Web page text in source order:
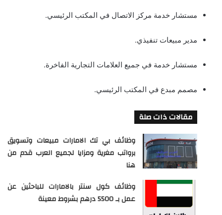
مستشار خدمة مركز الاتصال في المكتب الرئيسي.
مدير مبيعات تنفيذي.
مستشار خدمة في جميع العلامات التجارية الفاخرة.
مصمم مبدع في المكتب الرئيسي.
مقالات ذات صلة
وظائف بي تك الامارات مبيعات وتسويق
برواتب مغرية ومزايا لجميع العرب قدم من
هنا
وظائف كول سنتر بالامارات للباحثين عن
عمل بـ 5500 درهم بشروط معينة